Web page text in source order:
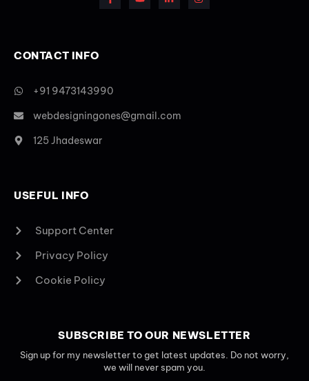
CONTACT INFO
+91 9473143990
webdesigningones@gmail.com
125 Jhadeswar
USEFUL INFO
Support Center
Privacy Policy
Cookie Policy
SUBSCRIBE TO OUR NEWSLETTER
Sign up for my newsletter to get latest updates. Do not worry,
we will never spam you.